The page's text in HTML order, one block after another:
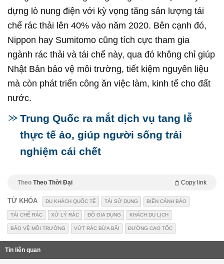
dựng lò nung điện với kỳ vọng tăng sản lượng tái
chế rác thải lên 40% vào năm 2020. Bên cạnh đó,
Nippon hay Sumitomo cũng tích cực tham gia
ngành rác thải và tái chế này, qua đó không chỉ giúp
Nhật Bản bảo vệ môi trường, tiết kiệm nguyên liệu
mà còn phát triển công ăn việc làm, kinh tế cho đất
nước.
Trung Quốc ra mắt dịch vụ tang lễ
thực tế ảo, giúp người sống trải
nghiệm cái chết
Theo Theo Thời Đại Copy link
TỪ KHÓA DU KHÁCH QUỐC TẾ TÁI SỬ DỤNG BIỂN CẢNH BÁO
TÁI CHẾ RÁC XỬ LÝ RÁC ĐỒ GIA DỤNG KHÁCH DU LỊCH
BẢO VỆ MÔI TRƯỜNG VỨT RÁC BỪA BÃI ĐƯỜNG CAO TỐC
Tin liên quan